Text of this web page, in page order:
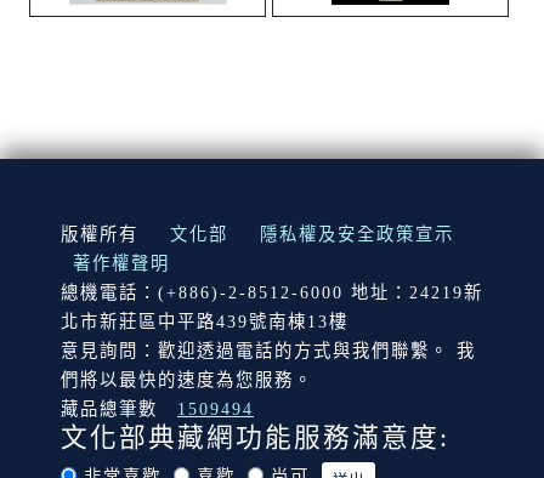
:::
版權所有 文化部
隱私權及安全政策宣示
著作權聲明
總機電話：(+886)-2-8512-6000 地址：24219新
北市新莊區中平路439號南棟13樓
意見詢問：歡迎透過電話的方式與我們聯繫。 我
們將以最快的速度為您服務。
藏品總筆數
1509494
文化部典藏網功能服務滿意度: